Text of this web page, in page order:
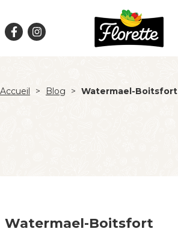
Accueil > Blog > Watermael-Boitsfort
Watermael-Boitsfort